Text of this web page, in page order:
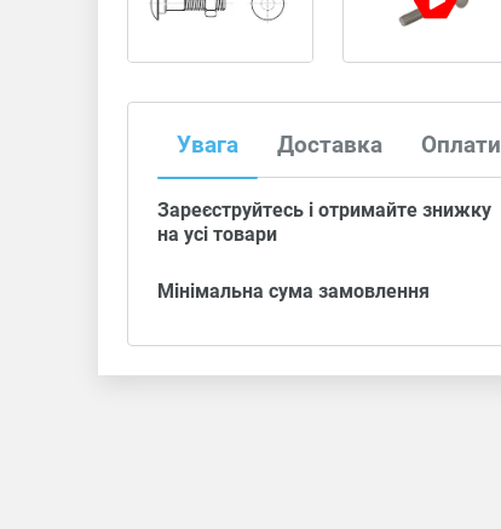
Увага Доставка Оплати
Зареєструйтесь і отримайте знижку
на усі товари
Мінімальна сума замовлення